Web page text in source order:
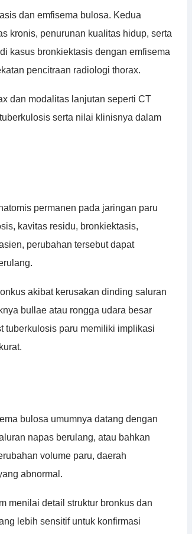
dan emfisema bulosa. Kedua
kronis, penurunan kualitas hidup, serta
kasus bronkiektasis dengan emfisema
pencitraan radiologi thorax.
dan modalitas lanjutan seperti CT
serta nilai klinisnya dalam
permanen pada jaringan paru
kavitas residu, bronkiektasis,
perubahan tersebut dapat
akibat kerusakan dinding saluran
bullae atau rongga udara besar
tuberkulosis paru memiliki implikasi
bulosa umumnya datang dengan
napas berulang, atau bahkan
volume paru, daerah
abnormal.
menilai detail struktur bronkus dan
lebih sensitif untuk konfirmasi